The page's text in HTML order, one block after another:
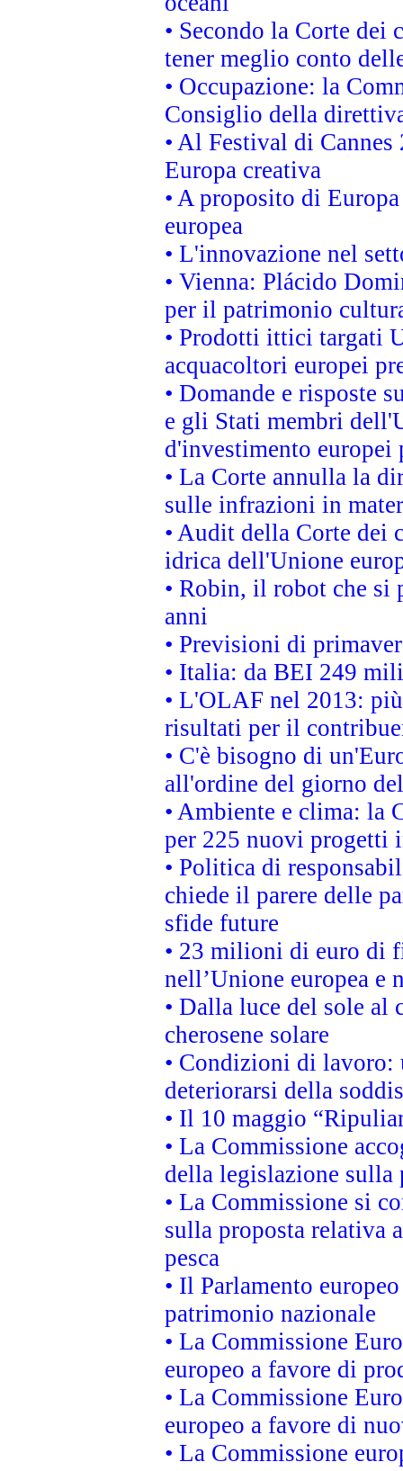
• Secondo la Corte
tener meglio conto
• Occupazione: la
Consiglio della
• Al Festival di
Europa creativa
• A proposito di
europea
• L'innovazione nel
• Vienna: Plácido
per il patrimonio
• Prodotti ittici targati
acquacoltori europei
• Domande e risposte
e gli Stati membri
d'investimento
• La Corte annulla la
sulle infrazioni in
• Audit della Corte
idrica dell'Unione
• Robin, il robot che si
anni
• Previsioni di
• Italia: da BEI 249
• L'OLAF nel 2013:
risultati per il
• C'è bisogno di
all'ordine del giorno
• Ambiente e clima: la
per 225 nuovi progetti
• Politica di
chiede il parere delle
sfide future
• 23 milioni di euro di
nell’Unione europea e
• Dalla luce del sole
cherosene solare
• Condizioni di lavoro:
deteriorarsi della
• Il 10 maggio
• La Commissione
della legislazione
• La Commissione si
sulla proposta relativa
pesca
• Il Parlamento
patrimonio nazionale
• La Commissione
europeo a favore di
• La Commissione
europeo a favore di
• La Commissione